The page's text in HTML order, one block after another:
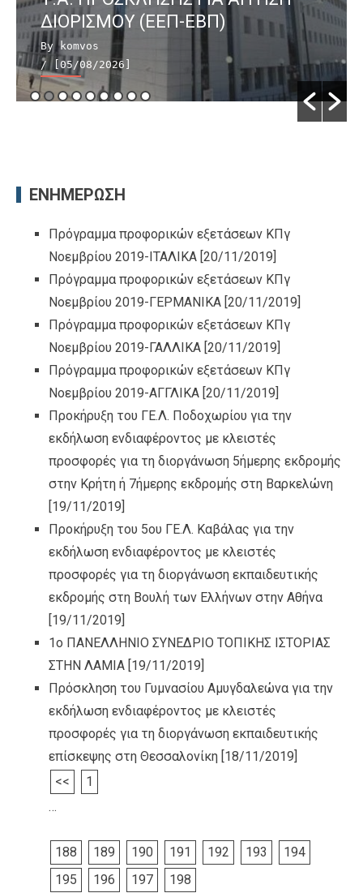
ΔΙΟΡΙΣΜΟΥ (ΕΕΠ-ΕΒΠ)
By komvos
/ [05/08/2026]
ΕΝΗΜΕΡΩΣΗ
Πρόγραμμα προφορικών εξετάσεων ΚΠγ
Νοεμβρίου 2019-ΙΤΑΛΙΚΑ [20/11/2019]
Πρόγραμμα προφορικών εξετάσεων ΚΠγ
Νοεμβρίου 2019-ΓΕΡΜΑΝΙΚΑ [20/11/2019]
Πρόγραμμα προφορικών εξετάσεων ΚΠγ
Νοεμβρίου 2019-ΓΑΛΛΙΚΑ [20/11/2019]
Πρόγραμμα προφορικών εξετάσεων ΚΠγ
Νοεμβρίου 2019-ΑΓΓΛΙΚΑ [20/11/2019]
Προκήρυξη του ΓΕ.Λ. Ποδοχωρίου για την
εκδήλωση ενδιαφέροντος με κλειστές
προσφορές για τη διοργάνωση 5ήμερης εκδρομής
στην Κρήτη ή 7ήμερης εκδρομής στη Βαρκελώνη
[19/11/2019]
Προκήρυξη του 5ου ΓΕ.Λ. Καβάλας για την
εκδήλωση ενδιαφέροντος με κλειστές
προσφορές για τη διοργάνωση εκπαιδευτικής
εκδρομής στη Βουλή των Ελλήνων στην Αθήνα
[19/11/2019]
1ο ΠΑΝΕΛΛΗΝΙΟ ΣΥΝΕΔΡΙΟ ΤΟΠΙΚΗΣ ΙΣΤΟΡΙΑΣ
ΣΤΗΝ ΛΑΜΙΑ [19/11/2019]
Πρόσκληση του Γυμνασίου Αμυγδαλεώνα για την
εκδήλωση ενδιαφέροντος με κλειστές
προσφορές για τη διοργάνωση εκπαιδευτικής
επίσκεψης στη Θεσσαλονίκη [18/11/2019]
<<
1
…
188 189 190 191 192 193
194
195
196 197
198